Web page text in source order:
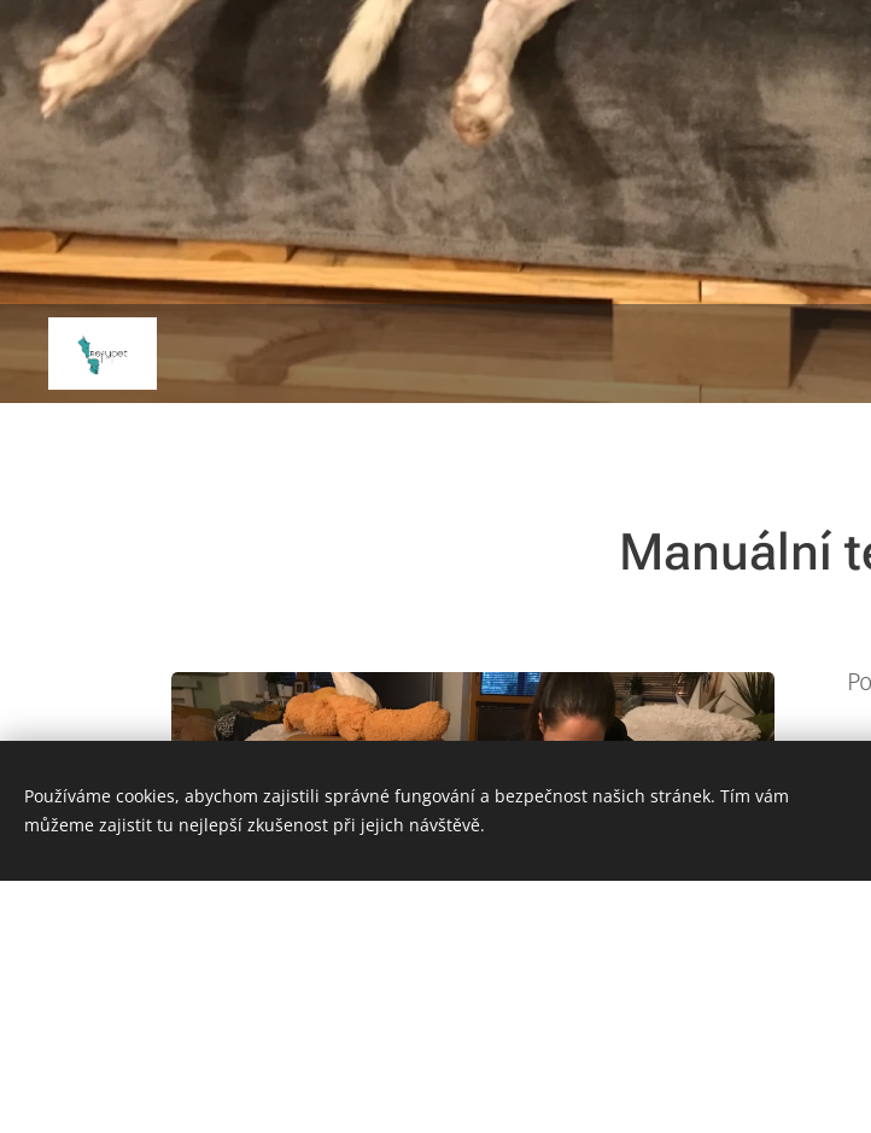
Manuální
Používáme cookies, abychom zajistili správné fungování a bezpečnost našich stránek. Tím vám
můžeme zajistit tu nejlepší zkušenost při jejich návštěvě.